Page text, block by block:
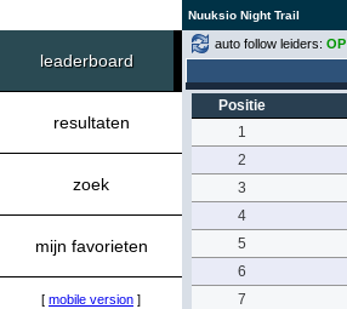
Nuuksio Night Trail
leaderboard
resultaten
zoek
mijn favorieten
[ mobile version ]
auto follow leiders: OP
Positie
1
2
3
4
5
6
7